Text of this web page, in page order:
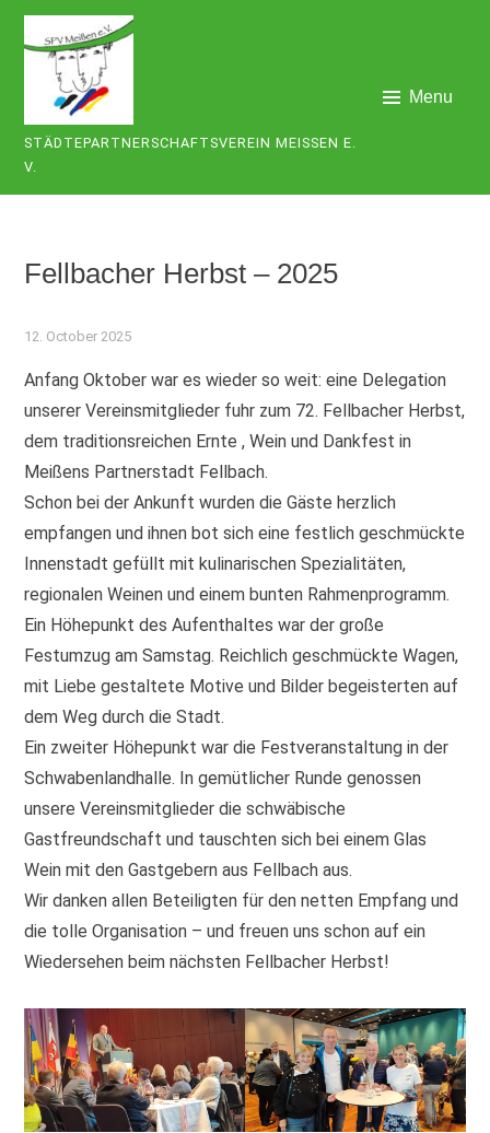
Skip
content
STÄDTEPARTNERSCHAFTSVEREIN MEISSEN E. V
.
Menu
Fellbacher Herbst – 2025
12. October 2025
Anfang Oktober war es wieder so weit: eine Delegation
unserer Vereinsmitglieder fuhr zum 72. Fellbacher Herbst,
dem traditionsreichen Ernte , Wein und Dankfest in
Meißens Partnerstadt Fellbach.
Schon bei der Ankunft wurden die Gäste herzlich
empfangen und ihnen bot sich eine festlich geschmückte
Innenstadt gefüllt mit kulinarischen Spezialitäten,
regionalen Weinen und einem bunten Rahmenprogramm.
Ein Höhepunkt des Aufenthaltes war der große
Festumzug am Samstag. Reichlich geschmückte Wagen,
mit Liebe gestaltete Motive und Bilder begeisterten auf
dem Weg durch die Stadt.
Ein zweiter Höhepunkt war die Festveranstaltung in der
Schwabenlandhalle. In gemütlicher Runde genossen
unsere Vereinsmitglieder die schwäbische
Gastfreundschaft und tauschten sich bei einem Glas
Wein mit den Gastgebern aus Fellbach aus.
Wir danken allen Beteiligten für den netten Empfang und
die tolle Organisation – und freuen uns schon auf ein
Wiedersehen beim nächsten Fellbacher Herbst!